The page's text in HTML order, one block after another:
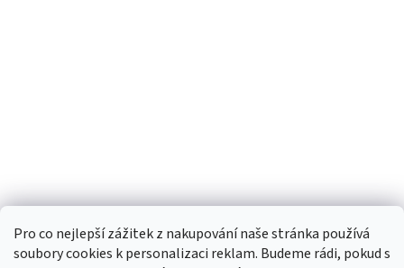
Pro co nejlepší zážitek z nakupování naše stránka používá
soubory cookies k personalizaci reklam. Budeme rádi, pokud s